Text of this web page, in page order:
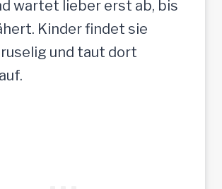
wartet lieber erst ab, bis
Kinder findet sie
und taut dort